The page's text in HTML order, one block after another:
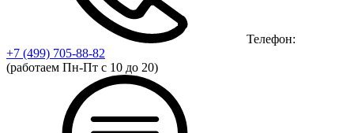
Телефон:
+7 (499) 705-88-82
(работаем Пн-Пт с 10 до 20)